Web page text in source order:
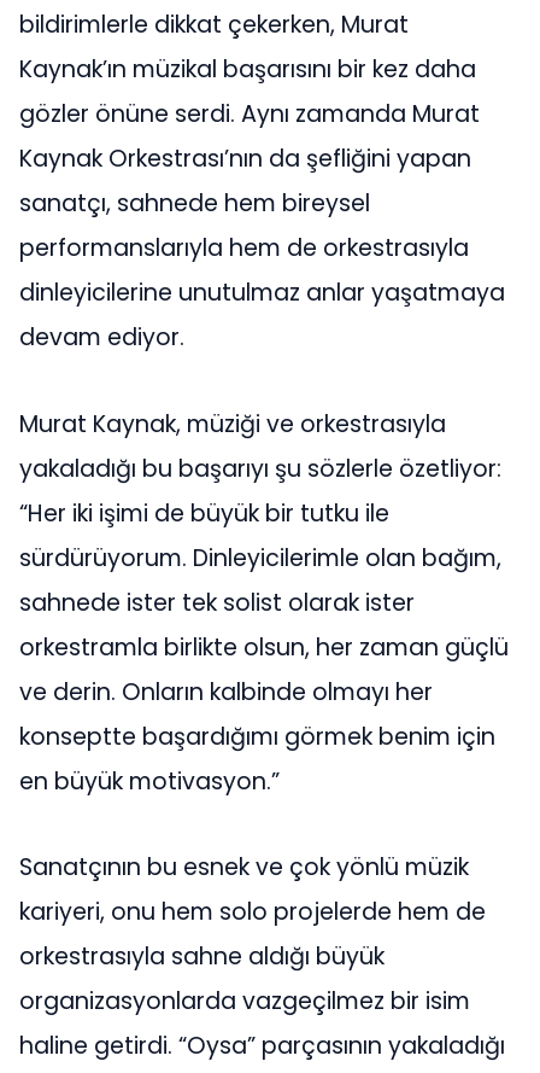
bildirimlerle dikkat çekerken, Murat
Kaynak’ın müzikal başarısını bir kez daha
gözler önüne serdi. Aynı zamanda Murat
Kaynak Orkestrası’nın da şefliğini yapan
sanatçı, sahnede hem bireysel
performanslarıyla hem de orkestrasıyla
dinleyicilerine unutulmaz anlar yaşatmaya
devam ediyor.
Murat Kaynak, müziği ve orkestrasıyla
yakaladığı bu başarıyı şu sözlerle özetliyor:
“Her iki işimi de büyük bir tutku ile
sürdürüyorum. Dinleyicilerimle olan bağım,
sahnede ister tek solist olarak ister
orkestramla birlikte olsun, her zaman güçlü
ve derin. Onların kalbinde olmayı her
konseptte başardığımı görmek benim için
en büyük motivasyon.”
Sanatçının bu esnek ve çok yönlü müzik
kariyeri, onu hem solo projelerde hem de
orkestrasıyla sahne aldığı büyük
organizasyonlarda vazgeçilmez bir isim
haline getirdi. “Oysa” parçasının yakaladığı